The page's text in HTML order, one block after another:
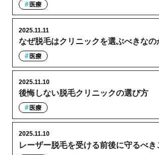
医療
なぜ脱毛はクリニックを選ぶべきなの
2025.11.11
医療
後悔しない脱毛クリニックの選び方
2025.11.10
医療
レーザー脱毛を受ける前後に守るべき
2025.11.10